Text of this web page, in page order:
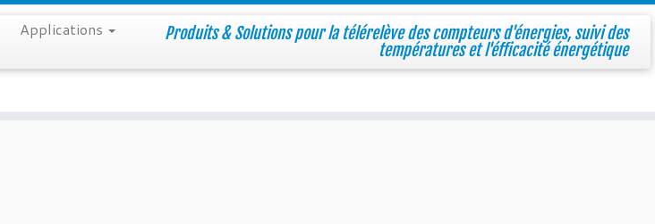
Produits & Solutions pour la télérelève des compteurs d'énergies, suivi des
températures et l'éfficacité énergétique
Applications